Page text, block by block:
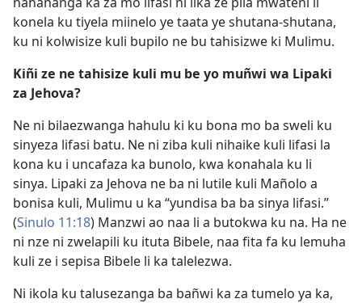
konela ku tiyela miinelo ye taata ye shutana-shutana,
ku ni kolwisize kuli bupilo ne bu tahisizwe ki Mulimu.
Kiñi ze ne tahisize kuli mu be yo muñwi wa Lipaki
za Jehova?
Ne ni bilaezwanga hahulu ki ku bona mo ba sweli ku
sinyeza lifasi batu. Ne ni ziba kuli nihaike kuli lifasi la
kona ku i uncafaza ka bunolo, kwa konahala ku li
sinya. Lipaki za Jehova ne ba ni lutile kuli Mañolo a
bonisa kuli, Mulimu u ka “yundisa ba ba sinya lifasi.”
(Sinulo 11:18) Manzwi ao naa li a butokwa ku na. Ha ne
ni nze ni zwelapili ku ituta Bibele, naa fita fa ku lemuha
kuli ze i sepisa Bibele li ka talelezwa.
Ni ikola ku talusezanga ba bañwi ka za tumelo ya ka,